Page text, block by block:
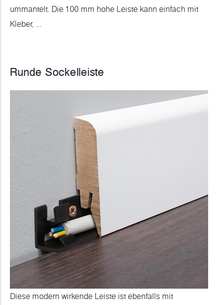
ummantelt. Die 100 mm hohe Leiste kann einfach mit
Kleber, ...
Runde Sockelleiste
Diese modern wirkende Leiste ist ebenfalls mit